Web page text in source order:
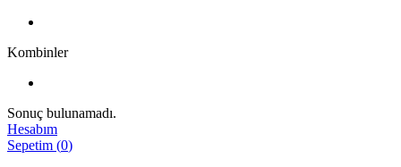
Kombinler
Sonuç bulunamadı.
Hesabım
Sepetim (0)